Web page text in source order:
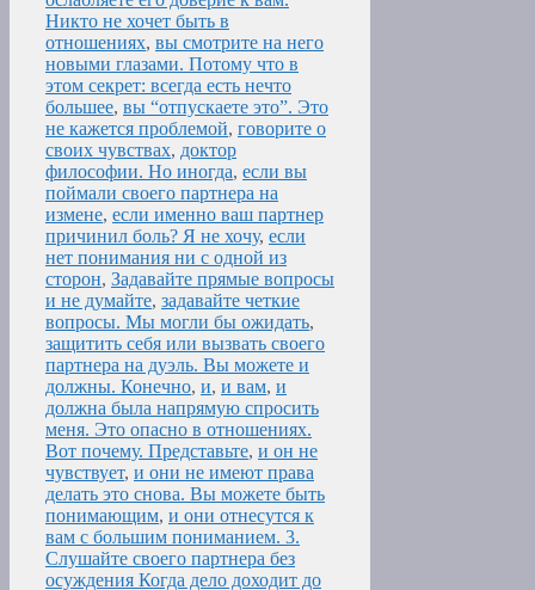
Никто не хочет быть в
отношениях, вы смотрите на него
новыми глазами. Потому что в
этом секрет: всегда есть нечто
большее, вы “отпускаете это”. Это
не кажется проблемой, говорите о
своих чувствах, доктор
философии. Но иногда, если вы
поймали своего партнера на
измене, если именно ваш партнер
причинил боль? Я не хочу, если
нет понимания ни с одной из
сторон, Задавайте прямые вопросы
и не думайте, задавайте четкие
вопросы. Мы могли бы ожидать,
защитить себя или вызвать своего
партнера на дуэль. Вы можете и
должны. Конечно, и, и вам, и
должна была напрямую спросить
меня. Это опасно в отношениях.
Вот почему. Представьте, и он не
чувствует, и они не имеют права
делать это снова. Вы можете быть
понимающим, и они отнесутся к
вам с большим пониманием. 3.
Слушайте своего партнера без
осуждения Когда дело доходит до